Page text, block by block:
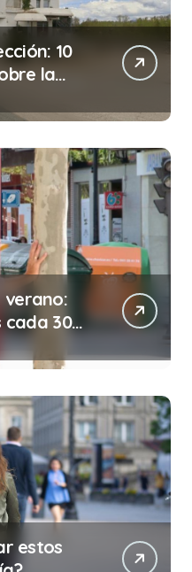
10
la
verano:
cada 30
la
costar
estos